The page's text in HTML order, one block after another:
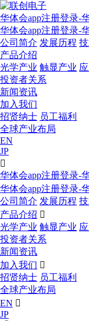
华体会app注册登录-
华体会app注册登录-
公司简介 发展历程
产品介绍
光学产业 触显产业
投资者关系
新闻资讯
加入我们
招贤纳士 员工福利
全球产业布局
EN
JP

华体会app注册登录-
华体会app注册登录-
公司简介 发展历程
产品介绍 
光学产业 触显产业
投资者关系
新闻资讯
加入我们 
招贤纳士 员工福利
全球产业布局
EN 
JP